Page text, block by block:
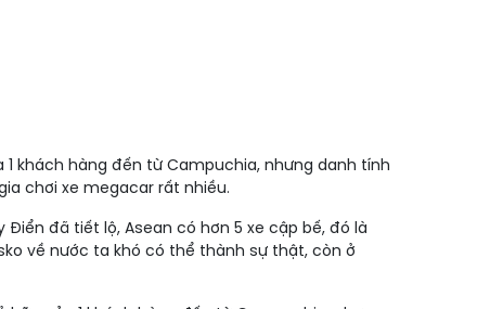
khách hàng đến từ Campuchia, nhưng danh tính
chơi xe megacar rất nhiều.
đã tiết lộ, Asean có hơn 5 xe cập bế, đó là
về nước ta khó có thể thành sự thật, còn ở